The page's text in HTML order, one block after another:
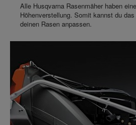
Alle Husqvarna Rasenmäher haben
Höhenverstellung. Somit kannst du
deinen Rasen anpassen.